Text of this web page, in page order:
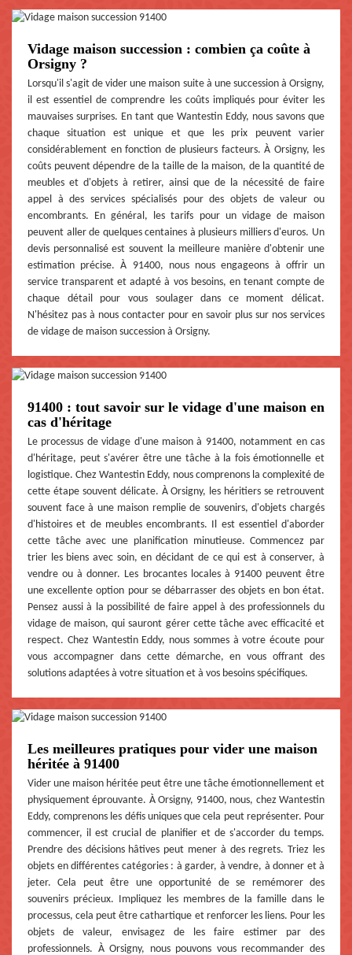
Vidage maison succession : combien ça coûte à
Orsigny ?
Lorsqu'il s'agit de vider une maison suite à une succession à Orsigny,
il est essentiel de comprendre les coûts impliqués pour éviter les
mauvaises surprises. En tant que Wantestin Eddy, nous savons que
chaque situation est unique et que les prix peuvent varier
considérablement en fonction de plusieurs facteurs. À Orsigny, les
coûts peuvent dépendre de la taille de la maison, de la quantité de
meubles et d'objets à retirer, ainsi que de la nécessité de faire
appel à des services spécialisés pour des objets de valeur ou
encombrants. En général, les tarifs pour un vidage de maison
peuvent aller de quelques centaines à plusieurs milliers d'euros. Un
devis personnalisé est souvent la meilleure manière d'obtenir une
estimation précise. À 91400, nous nous engageons à offrir un
service transparent et adapté à vos besoins, en tenant compte de
chaque détail pour vous soulager dans ce moment délicat.
N'hésitez pas à nous contacter pour en savoir plus sur nos services
de vidage de maison succession à Orsigny.
91400 : tout savoir sur le vidage d'une maison en
cas d'héritage
Le processus de vidage d'une maison à 91400, notamment en cas
d'héritage, peut s'avérer être une tâche à la fois émotionnelle et
logistique. Chez Wantestin Eddy, nous comprenons la complexité de
cette étape souvent délicate. À Orsigny, les héritiers se retrouvent
souvent face à une maison remplie de souvenirs, d'objets chargés
d'histoires et de meubles encombrants. Il est essentiel d'aborder
cette tâche avec une planification minutieuse. Commencez par
trier les biens avec soin, en décidant de ce qui est à conserver, à
vendre ou à donner. Les brocantes locales à 91400 peuvent être
une excellente option pour se débarrasser des objets en bon état.
Pensez aussi à la possibilité de faire appel à des professionnels du
vidage de maison, qui sauront gérer cette tâche avec efficacité et
respect. Chez Wantestin Eddy, nous sommes à votre écoute pour
vous accompagner dans cette démarche, en vous offrant des
solutions adaptées à votre situation et à vos besoins spécifiques.
Les meilleures pratiques pour vider une maison
héritée à 91400
Vider une maison héritée peut être une tâche émotionnellement et
physiquement éprouvante. À Orsigny, 91400, nous, chez Wantestin
Eddy, comprenons les défis uniques que cela peut représenter. Pour
commencer, il est crucial de planifier et de s'accorder du temps.
Prendre des décisions hâtives peut mener à des regrets. Triez les
objets en différentes catégories : à garder, à vendre, à donner et à
jeter. Cela peut être une opportunité de se remémorer des
souvenirs précieux. Impliquez les membres de la famille dans le
processus, cela peut être cathartique et renforcer les liens. Pour les
objets de valeur, envisagez de les faire estimer par des
professionnels. À Orsigny, nous pouvons vous recommander des